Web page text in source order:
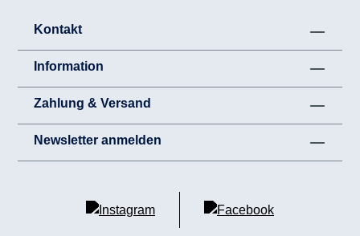
Kontakt
Information
Zahlung & Versand
Newsletter anmelden